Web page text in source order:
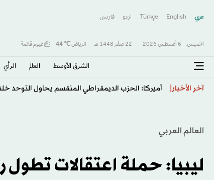
عربي English
Türkçe اردو فارسى
الخميس, 6 أغسطس 2026 - 22 صفَر 1448 هـ الرياض℃
44 غيوم قاتمة
الشرق الأوسط​ العالم الرأي
آخر الأخبار
العالم العربي
ليبيا: حملة اعتقالات